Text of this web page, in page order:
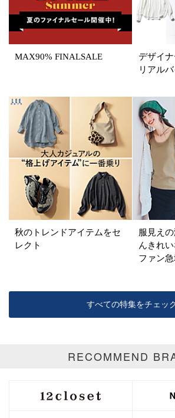
再入荷 ラ
在庫あり
カラー
ホワイト ブラック
ベージュ ブラウン
イエロー
パープル グリーン
MAX90% FINALSALE
デザイ
リアル
秋のトレンドアイテムをセ
レクト
服見え
んきれ
ファン急
すべての特集をチェッ
RECOMMEND